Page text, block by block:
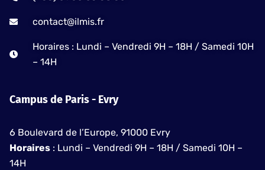
contact@ilmis.fr
Horaires : Lundi – Vendredi 9H – 18H / Samedi 10H
– 14H
Campus de Paris - Evry
6 Boulevard de l’Europe, 91000 Evry
Horaires : Lundi – Vendredi 9H – 18H / Samedi 10H –
14H